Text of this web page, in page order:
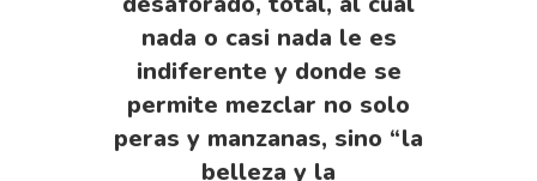
nada o casi nada le es
indiferente y donde se
permite mezclar no solo
peras y manzanas, sino “la
belleza y la